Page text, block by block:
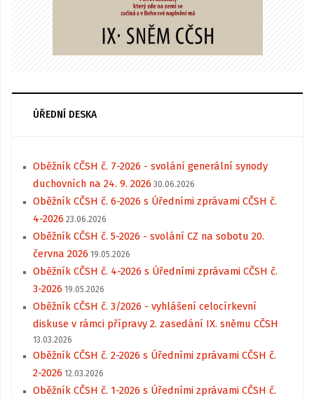
ÚŘEDNÍ DESKA
Oběžník CČSH č. 7-2026 - svolání generální synody
duchovních na 24. 9. 2026 30.06.2026
Oběžník CČSH č. 6-2026 s Úředními zprávami CČSH č.
4-2026 23.06.2026
Oběžník CČSH č. 5-2026 - svolání CZ na sobotu 20.
června 2026 19.05.2026
Oběžník CČSH č. 4-2026 s Úředními zprávami CČSH č.
3-2026 19.05.2026
Oběžník CČSH č. 3/2026 - vyhlášení celocírkevní
diskuse v rámci přípravy 2. zasedání IX. sněmu CČSH
13.03.2026
Oběžník CČSH č. 2-2026 s Úředními zprávami CČSH č.
2-2026 12.03.2026
Oběžník CČSH č. 1-2026 s Úředními zprávami CČSH č.